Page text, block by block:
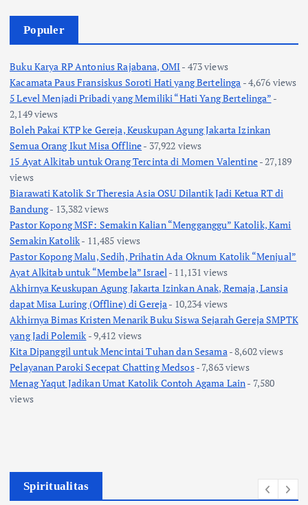
Populer
Buku Karya RP Antonius Rajabana, OMI- 473 views
Kacamata Paus Fransiskus Soroti Hati yang Bertelinga - 4,676 views
5 Level Menjadi Pribadi yang Memiliki “Hati Yang Bertelinga” -
2,149 views
Boleh Pakai KTP ke Gereja, Keuskupan Agung Jakarta Izinkan
Semua Orang Ikut Misa Offline- 37,922 views
15 Ayat Alkitab untuk Orang Tercinta di Momen Valentine- 27,189
views
Biarawati Katolik Sr Theresia Asia OSU Dilantik Jadi Ketua RT di
Bandung- 13,382 views
Pastor Kopong MSF: Semakin Kalian “Mengganggu” Katolik, Kami
Semakin Katolik- 11,485 views
Pastor Kopong Malu, Sedih, Prihatin Ada Oknum Katolik “Menjual”
Ayat Alkitab untuk “Membela” Israel- 11,131 views
Akhirnya Keuskupan Agung Jakarta Izinkan Anak, Remaja, Lansia
dapat Misa Luring (Offline) di Gereja- 10,234 views
Akhirnya Bimas Kristen Menarik Buku Siswa Sejarah Gereja SMPTK
yang Jadi Polemik - 9,412 views
Kita Dipanggil untuk Mencintai Tuhan dan Sesama- 8,602 views
Pelayanan Paroki Secepat Chatting Medsos- 7,863 views
Menag Yaqut Jadikan Umat Katolik Contoh Agama Lain- 7,580
views
Spiritualitas